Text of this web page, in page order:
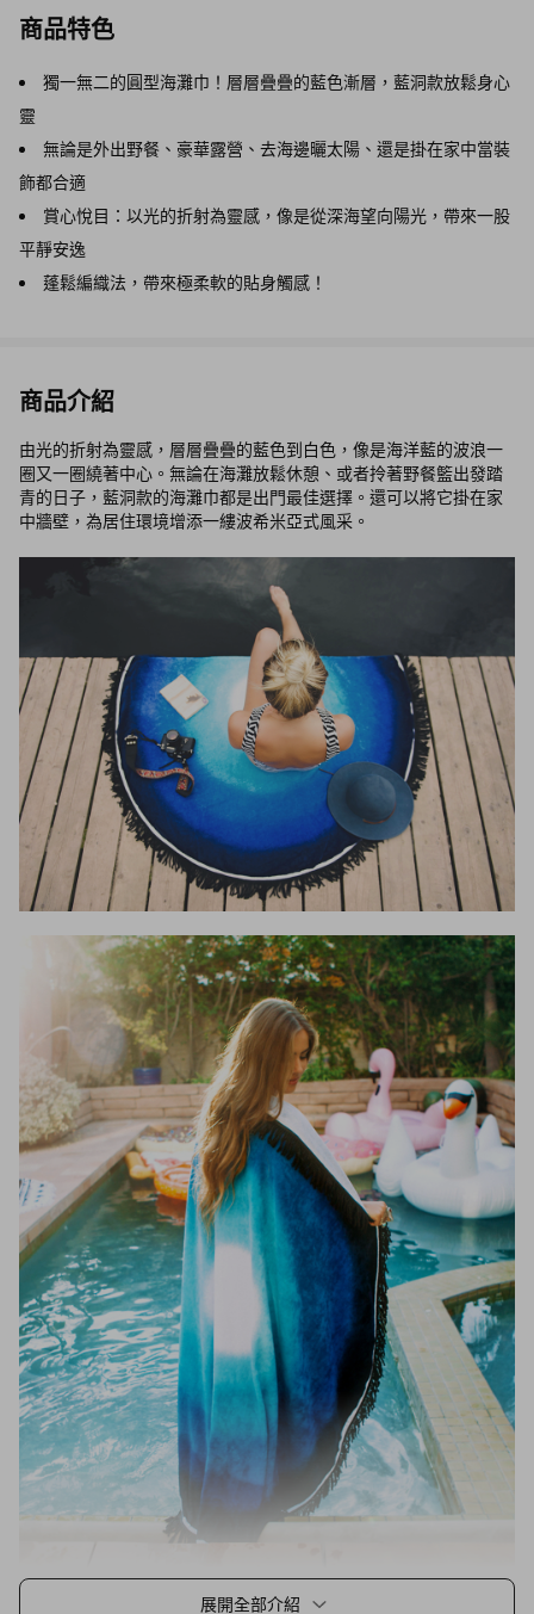
商品特色
獨一無二的圓型海灘巾！層層疊疊的藍色漸層，藍洞款放鬆身心
靈
無論是外出野餐、豪華露營、去海邊曬太陽、還是掛在家中當裝
飾都合適
賞心悅目：以光的折射為靈感，像是從深海望向陽光，帶來一股
平靜安逸
蓬鬆編織法，帶來極柔軟的貼身觸感！
商品介紹
展開全部介紹
由光的折射為靈感，層層疊疊的藍色到白色，像是海洋藍的波浪一
圈又一圈繞著中心。無論在海灘放鬆休憩、或者拎著野餐籃出發踏
青的日子，藍洞款的海灘巾都是出門最佳選擇。還可以將它掛在家
中牆壁，為居住環境增添一縷波希米亞式風采。